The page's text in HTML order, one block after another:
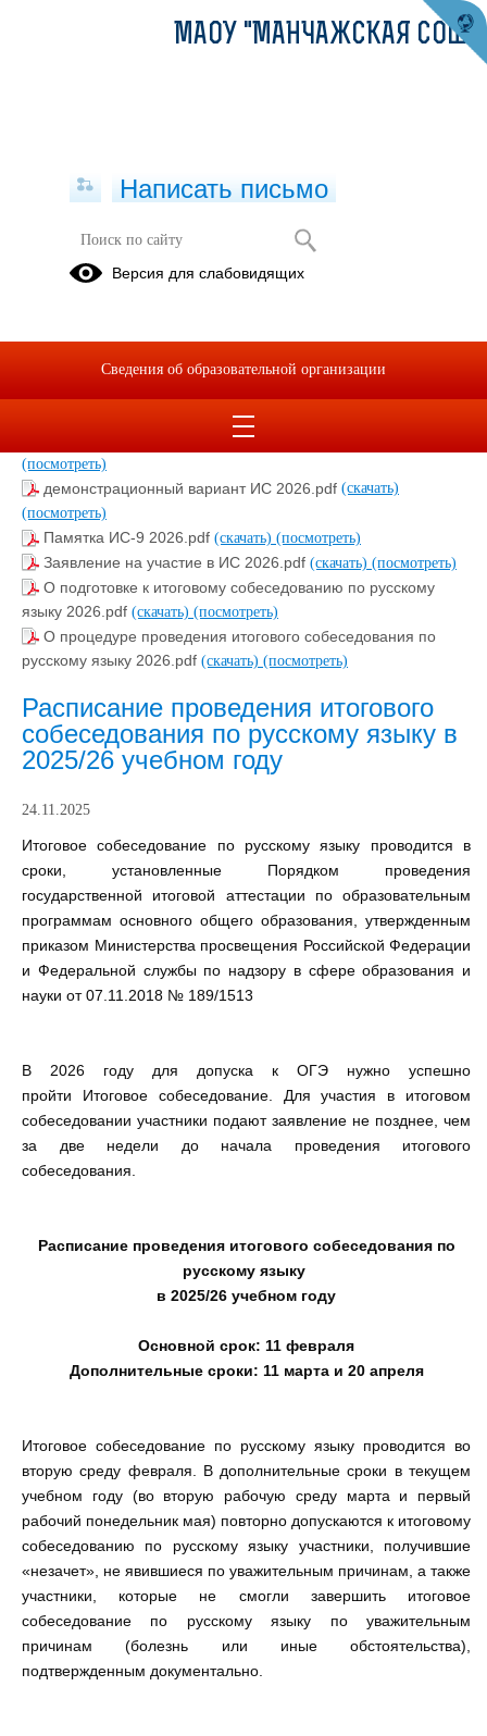
ИТОГОВОЕ СОБЕСЕДОВАНИЕ -
2026
Бланк ИС-Русский язык устный.pdf
Специфика итогового собеседования 2026.pdf
(посмотреть)
демонстрационный вариант ИС 2026.pdf (скачать)
(посмотреть)
Памятка ИС-9 2026.pdf (скачать) (посмотреть)
Заявление на участие в ИС 2026.pdf (скачать) (посмотреть)
О подготовке к итоговому собеседованию по русскому
языку 2026.pdf (скачать) (посмотреть)
О процедуре проведения итогового собеседования по
русскому языку 2026.pdf (скачать) (посмотреть)
Расписание проведения итогового
собеседования по русскому языку в
2025/26 учебном году
24.11.2025
Итоговое собеседование по русскому языку проводится в
сроки, установленные Порядком проведения
государственной итоговой аттестации по образовательным
программам основного общего образования, утвержденным
приказом Министерства просвещения Российской Федерации
и Федеральной службы по надзору в сфере образования и
науки от 07.11.2018 № 189/1513
В 2026 году для допуска к ОГЭ нужно успешно
пройти Итоговое собеседование. Для участия в итоговом
собеседовании участники подают заявление не позднее, чем
за две недели до начала проведения итогового
собеседования.
Расписание проведения итогового собеседования по
русскому языку
в 2025/26 учебном году
Основной срок: 11 февраля
Дополнительные сроки: 11 марта и 20 апреля
Итоговое собеседование по русскому языку проводится во
вторую среду февраля. В дополнительные сроки в текущем
учебном году (во вторую рабочую среду марта и первый
рабочий понедельник мая) повторно допускаются к итоговому
собеседованию по русскому языку участники, получившие
«незачет», не явившиеся по уважительным причинам, а также
участники, которые не смогли завершить итоговое
собеседование по русскому языку по уважительным
причинам (болезнь или иные обстоятельства),
подтвержденным документально.
МАОУ "МАНЧАЖСКАЯ СОШ"
Написать письмо
Версия для слабовидящих
Сведения об образовательной организации